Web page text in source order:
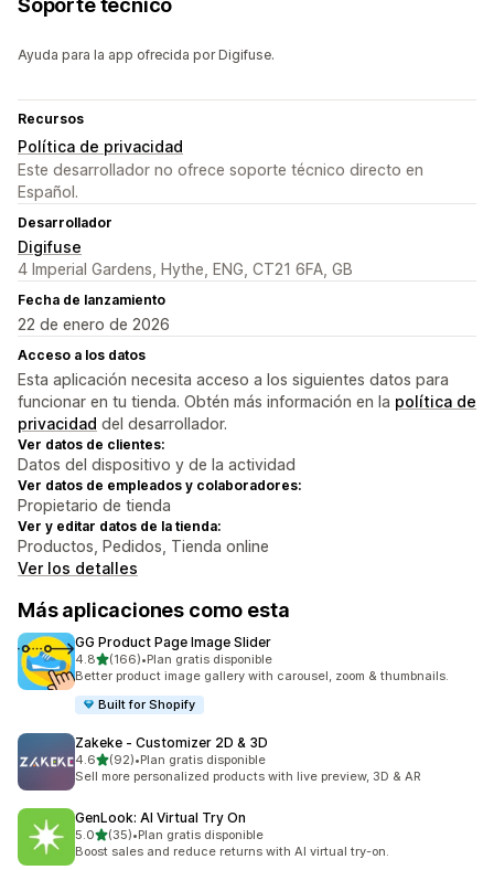
Soporte técnico
Ayuda para la app ofrecida por Digifuse.
Recursos
Política de privacidad
Este desarrollador no ofrece soporte técnico directo en
Español.
Desarrollador
Digifuse
4 Imperial Gardens, Hythe, ENG, CT21 6FA, GB
Fecha de lanzamiento
22 de enero de 2026
Acceso a los datos
Esta aplicación necesita acceso a los siguientes datos para
funcionar en tu tienda. Obtén más información en la política de
privacidad del desarrollador.
Ver datos de clientes:
Datos del dispositivo y de la actividad
Ver datos de empleados y colaboradores:
Propietario de tienda
Ver y editar datos de la tienda:
Productos, Pedidos, Tienda online
Ver los detalles
Más aplicaciones como esta
GG Product Page Image Slider
4.8de 5 estrellas
(166)
166 reseñas en total
•Plan gratis disponible
Better product image gallery with carousel, zoom & thumbnails.
Built for Shopify
Zakeke ‑ Customizer 2D & 3D
4.6de 5 estrellas
(92)
92 reseñas en total
•Plan gratis disponible
Sell more personalized products with live preview, 3D & AR
GenLook: AI Virtual Try On
5.0de 5 estrellas
(35)
35 reseñas en total
•Plan gratis disponible
Boost sales and reduce returns with AI virtual try-on.